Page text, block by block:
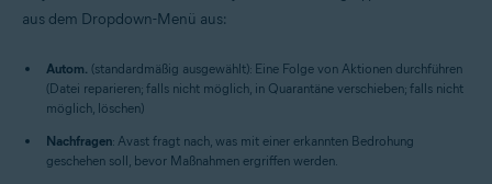
aus dem Dropdown-Menü aus:
Autom. (standardmäßig ausgewählt): Eine Folge von Aktionen durchführen
(Datei reparieren; falls nicht möglich, in Quarantäne verschieben; falls nicht
möglich, löschen)
Nachfragen: Avast fragt nach, was mit einer erkannten Bedrohung
geschehen soll, bevor Maßnahmen ergriffen werden.